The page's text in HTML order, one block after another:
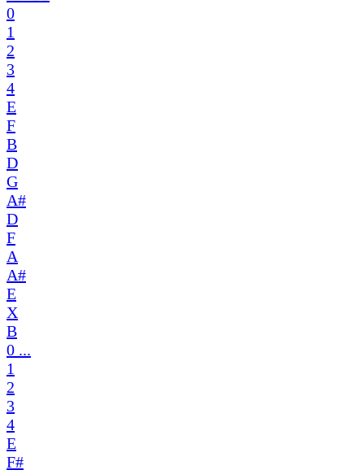
0
1
2
3
4
E
F
B
D
G
A#
D
F
A
A#
E
X
B
0 ...
1
2
3
4
E
F#